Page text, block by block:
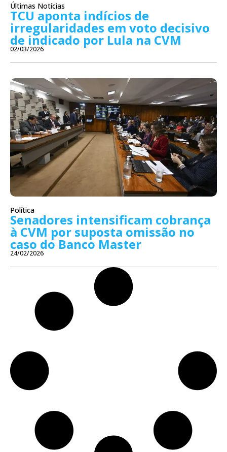
Últimas Notícias
TCU aponta indícios de
irregularidades em voto decisivo
de indicado por Lula na CVM
02/03/2026
Política
Senadores intensificam cobrança
à CVM por suposta omissão no
caso do Banco Master
24/02/2026